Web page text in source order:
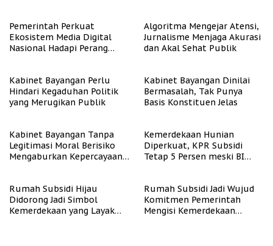
Pemerintah Perkuat
Ekosistem Media Digital
Nasional Hadapi Perang
Algoritma Mengejar Atensi,
Jurnalisme Menjaga Akurasi
dan Akal Sehat Publik
Kabinet Bayangan Perlu
Hindari Kegaduhan Politik
yang Merugikan Publik
Kabinet Bayangan Dinilai
Bermasalah, Tak Punya
Basis Konstituen Jelas
Kabinet Bayangan Tanpa
Legitimasi Moral Berisiko
Mengaburkan Kepercayaan
Kemerdekaan Hunian
Diperkuat, KPR Subsidi
Tetap 5 Persen meski BI
Rumah Subsidi Hijau
Didorong Jadi Simbol
Kemerdekaan yang Layak
Rumah Subsidi Jadi Wujud
Komitmen Pemerintah
Mengisi Kemerdekaan